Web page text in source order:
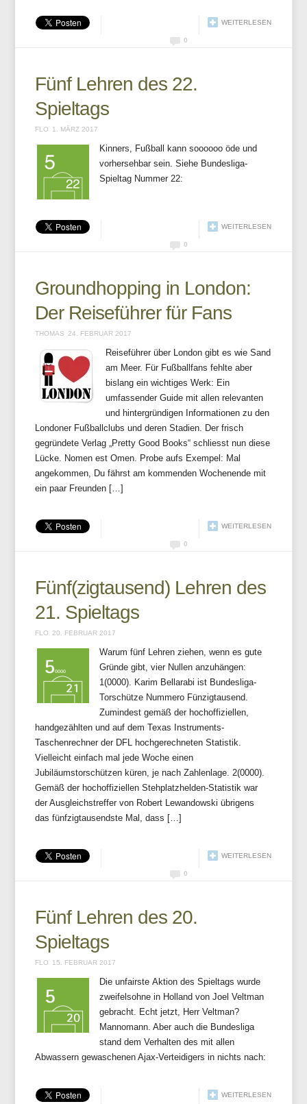
WEITERLESEN
0
Fünf Lehren des 22.
Spieltags
FLO 1. MÄRZ 2017
Kinners, Fußball kann soooooo öde und
vorhersehbar sein. Siehe Bundesliga-
Spieltag Nummer 22:
WEITERLESEN
0
Groundhopping in London:
Der Reiseführer für Fans
THOMAS 24. FEBRUAR 2017
Reiseführer über London gibt es wie Sand
am Meer. Für Fußballfans fehlte aber
bislang ein wichtiges Werk: Ein
umfassender Guide mit allen relevanten
und hintergründigen Informationen zu den
Londoner Fußballclubs und deren Stadien. Der frisch
gegründete Verlag „Pretty Good Books“ schliesst nun diese
Lücke. Nomen est Omen. Probe aufs Exempel: Mal
angekommen, Du fährst am kommenden Wochenende mit
ein paar Freunden […]
WEITERLESEN
0
Fünf(zigtausend) Lehren des
21. Spieltags
FLO 20. FEBRUAR 2017
Warum fünf Lehren ziehen, wenn es gute
Gründe gibt, vier Nullen anzuhängen:
1(0000). Karim Bellarabi ist Bundesliga-
Torschütze Nummero Fünzigtausend.
Zumindest gemäß der hochoffiziellen,
handgezählten und auf dem Texas Instruments-
Taschenrechner der DFL hochgerechneten Statistik.
Vielleicht einfach mal jede Woche einen
Jubiläumstorschützen küren, je nach Zahlenlage. 2(0000).
Gemäß der hochoffiziellen Stehplatzhelden-Statistik war
der Ausgleichstreffer von Robert Lewandowski übrigens
das fünfzigtausendste Mal, dass […]
WEITERLESEN
0
Fünf Lehren des 20.
Spieltags
FLO 15. FEBRUAR 2017
Die unfairste Aktion des Spieltags wurde
zweifelsohne in Holland von Joel Veltman
gebracht. Echt jetzt, Herr Veltman?
Mannomann. Aber auch die Bundesliga
stand dem Verhalten des mit allen
Abwassern gewaschenen Ajax-Verteidigers in nichts nach:
WEITERLESEN